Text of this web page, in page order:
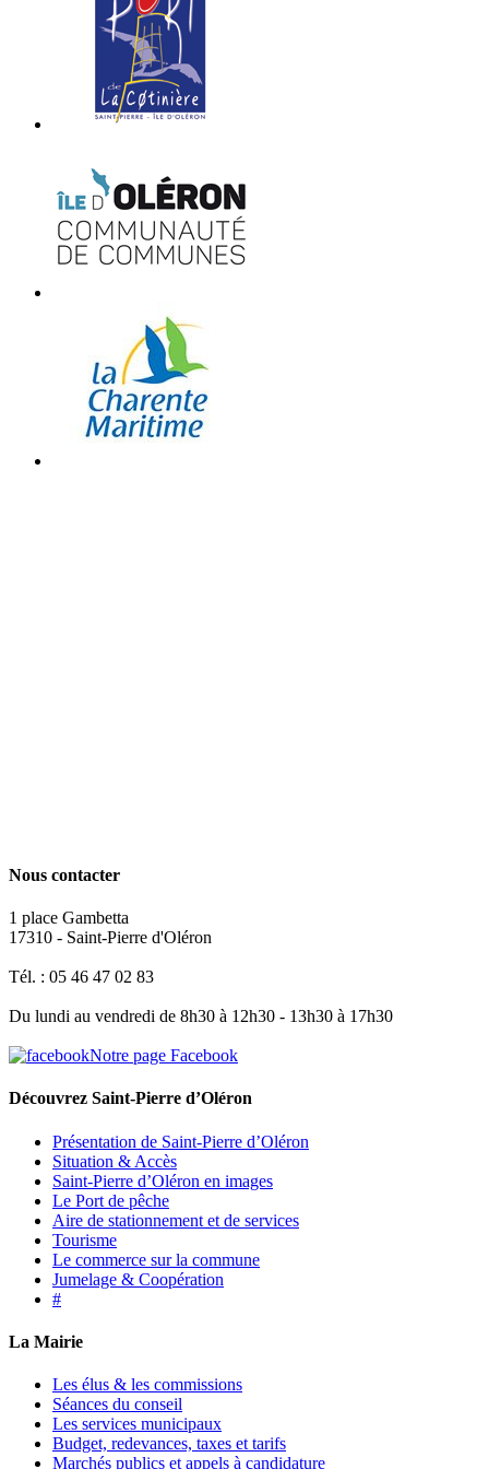
Nous contacter
1 place Gambetta
17310 - Saint-Pierre d'Oléron
Tél. : 05 46 47 02 83
Du lundi au vendredi de 8h30 à 12h30 - 13h30 à 17h30
Notre page Facebook
Découvrez Saint-Pierre d’Oléron
Présentation de Saint-Pierre d’Oléron
Situation & Accès
Saint-Pierre d’Oléron en images
Le Port de pêche
Aire de stationnement et de services
Tourisme
Le commerce sur la commune
Jumelage & Coopération
#
La Mairie
Les élus & les commissions
Séances du conseil
Les services municipaux
Budget, redevances, taxes et tarifs
Marchés publics et appels à candidature